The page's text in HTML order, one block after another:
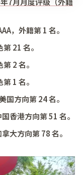
，外籍第 1 名。
第 21 名。
第 2 名。
第 1 名。
国方向第 24 名。
国香港方向第 51 名。
拿大方向第 78 名。